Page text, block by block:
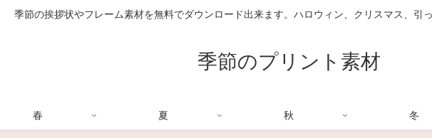
季節の挨拶状やフレーム素材を無料でダウンロード出来ます。ハロウィン、クリスマス、引
季節のプリント素材
春 夏 秋 冬